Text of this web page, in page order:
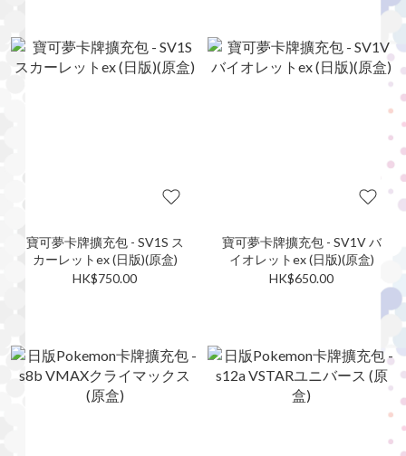
寶可夢卡牌擴充包 - SV1S ス
カーレットex (日版)(原盒)
HK$750.00
寶可夢卡牌擴充包 - SV1V バ
イオレットex (日版)(原盒)
HK$650.00